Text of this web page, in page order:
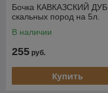
Бочка КАВКАЗСКИЙ ДУБ
скальных пород на 5л.
В наличии
255 руб.
Купить